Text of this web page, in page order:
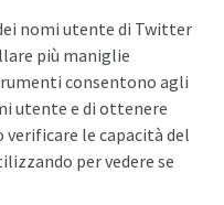
nomi utente di Twitter
più maniglie
consentono agli
utente e di ottenere
le capacità del
per vedere se